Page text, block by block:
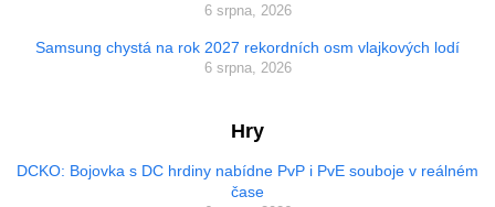
6 srpna, 2026
Samsung chystá na rok 2027 rekordních osm vlajkových lodí
6 srpna, 2026
Hry
DCKO: Bojovka s DC hrdiny nabídne PvP i PvE souboje v reálném
čase